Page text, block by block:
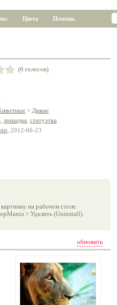
Цвета Помощь
(6 голосов)
> Дикие
, лошадка, статуэтка
, 2012-06-23
на рабочем столе.
> Удалить (Uninstall).
обновить